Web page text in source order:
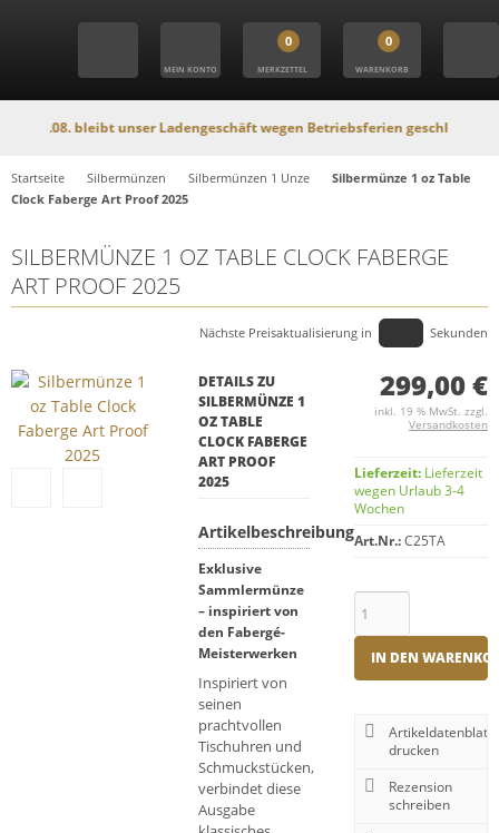
MEIN KONTO
0
MERKZETTEL
0
WARENKORB
bleibt unser Ladengeschäft wegen Betriebsferien geschlossen. In
Startseite Silbermünzen Silbermünzen 1 Unze
Silbermünze 1 oz Table
Clock Faberge Art Proof 2025
SILBERMÜNZE 1 OZ TABLE CLOCK FABERGE
ART PROOF 2025
Nächste Preisaktualisierung in Sekunden
DETAILS ZU
SILBERMÜNZE 1
OZ TABLE
CLOCK FABERGE
ART PROOF
2025
Artikelbeschreibung
Exklusive
Sammlermünze
– inspiriert von
den Fabergé-
Meisterwerken
Inspiriert von
seinen
prachtvollen
Tischuhren und
Schmuckstücken,
verbindet diese
Ausgabe
299,00 €
inkl. 19 % MwSt. zzgl.
Versandkosten
Lieferzeit: Lieferzeit
wegen Urlaub 3-4
Wochen
Art.Nr.:C25TA
IN DEN
Artikeldatenblatt
drucken
Rezension
schreiben